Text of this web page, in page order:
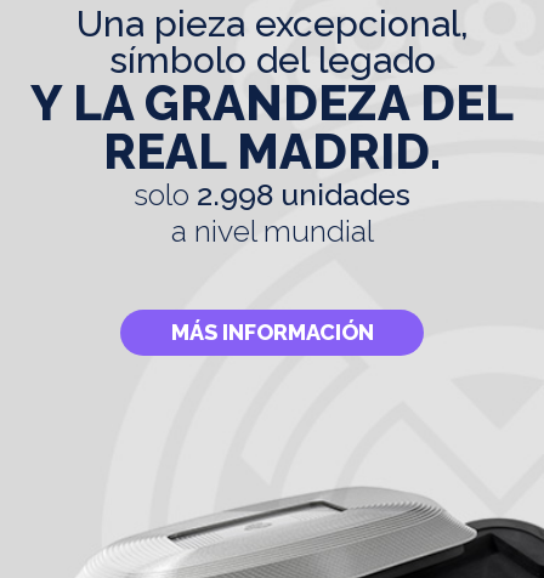
una pieza excepcional,
símbolo del legado
Y LA GRANDEZA DEL
REAL MADRID.
solo 2.998 unidades
a nivel mundial
MÁS INFORMACIÓN